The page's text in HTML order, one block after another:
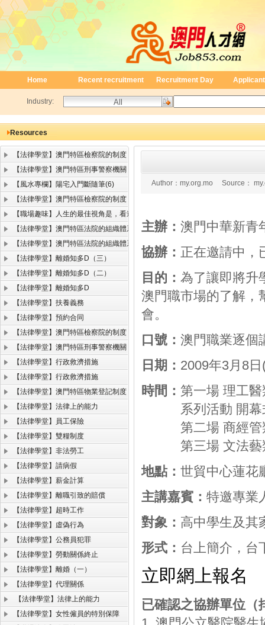
Home Recent recruitment Recruitment Day
Industry:
Resources
【法律學堂】澳門特區檢察院的制度
【法律學堂】澳門特區刑事警察機關
【風水專欄】陽宅入門斷隨筆(6)
【法律學堂】澳門特區檢察院的制度
【職場趣味】人生的最佳視角是，看遠顧近
【法律學堂】澳門特區法院的組織體系（二）
【法律學堂】澳門特區法院的組織體系（一）
【法律學堂】離婚知多D（三）
【法律學堂】離婚知多D（二）
【法律學堂】離婚知多D
【法律學堂】扶養義務
【法律學堂】預約合同
【法律學堂】澳門特區檢察院的制度
【法律學堂】澳門特區刑事警察機關
【法律學堂】行政救濟措施
【法律學堂】行政救濟措施
【法律學堂】澳門特區物業登記制度
【法律學堂】法律上的能力
【法律學堂】員工保險
【法律學堂】雙糧制度
【法律學堂】非法勞工
【法律學堂】請病假
【法律學堂】薪金計算
【法律學堂】離職引致的賠償
【法律學堂】超時工作
【法律學堂】虛偽行為
【法律學堂】公務員犯罪
【法律學堂】勞動關係終止
【法律學堂】離婚（一）
【法律學堂】代理關係
【法律學堂】法律上的能力
【法律學堂】女性僱員的特別保障
Author： my.org.mo Source：
主辦： 澳門中華新青
協辦： 正在邀請中，
目的： 為了讓即將升
澳門職市場的了解，
會。
口號： 澳門職業逐個
日期： 2009年3月8
時間： 第一場 理工
系列活動 開幕式
第二場 商經管類
第三場 文法藝類
地點： 世貿中心蓮花
主講嘉賓： 特邀專業
對象： 高中學生及其
形式： 台上簡介，台
立即網上報名
已確認之協辦單位（